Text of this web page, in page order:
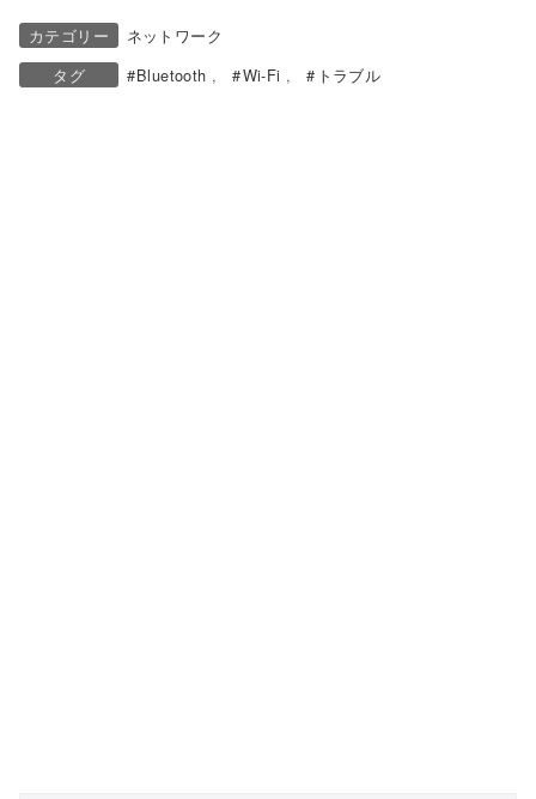
カテゴリー
ネットワーク
タグ
Bluetooth Wi-Fi トラブル